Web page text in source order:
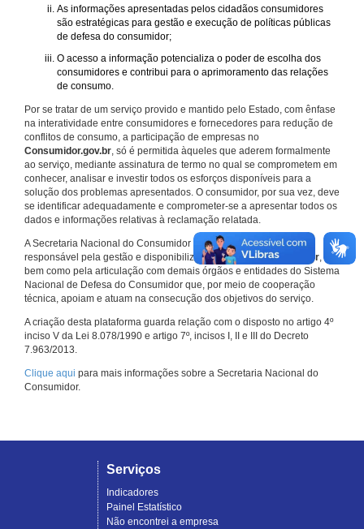
As informações apresentadas pelos cidadãos consumidores
são estratégicas para gestão e execução de políticas públicas
de defesa do consumidor;
O acesso a informação potencializa o poder de escolha dos
consumidores e contribui para o aprimoramento das relações
de consumo.
Por se tratar de um serviço provido e mantido pelo Estado, com ênfase
na interatividade entre consumidores e fornecedores para redução de
conflitos de consumo, a participação de empresas no
Consumidor.gov.br, só é permitida àqueles que aderem formalmente
ao serviço, mediante assinatura de termo no qual se comprometem em
conhecer, analisar e investir todos os esforços disponíveis para a
solução dos problemas apresentados. O consumidor, por sua vez, deve
se identificar adequadamente e comprometer-se a apresentar todos os
dados e informações relativas à reclamação relatada.
A Secretaria Nacional do Consumidor do Ministério da Justiça é a
responsável pela gestão e disponibilização doConsumidor.gov.br,
bem como pela articulação com demais órgãos e entidades do Sistema
Nacional de Defesa do Consumidor que, por meio de cooperação
técnica, apoiam e atuam na consecução dos objetivos do serviço.
A criação desta plataforma guarda relação com o disposto no artigo 4º
inciso V da Lei 8.078/1990 e artigo 7º, incisos I, II e III do Decreto
7.963/2013.
Clique aqui para mais informações sobre a Secretaria Nacional do
Consumidor.
Serviços
Indicadores
Painel Estatístico
Não encontrei a empresa